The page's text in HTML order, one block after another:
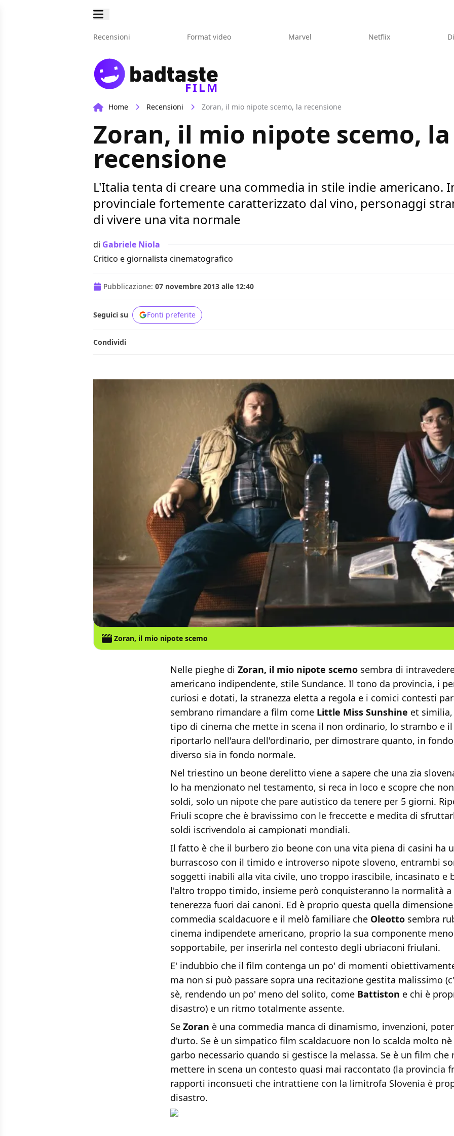
Recensioni Format video Marvel Netflix
FILM
Home Recensioni Zoran, il mio nipote scemo, la recensione
Zoran, il mio nipote scemo, la
recensione
L'Italia tenta di creare una commedia in stile indie americano.
provinciale fortemente caratterizzato dal vino, personaggi
di vivere una vita normale
di Gabriele Niola
Critico e giornalista cinematografico
Pubblicazione: 07 novembre 2013 alle 12:40
Seguici su Fonti preferite
Condividi
Zoran, il mio nipote scemo
Nelle pieghe di Zoran, il mio nipote scemo sembra di
americano indipendente, stile Sundance. Il tono da provincia, i
curiosi e dotati, la stranezza eletta a regola e i comici contesti
sembrano rimandare a film come Little Miss Sunshine et
tipo di cinema che mette in scena il non ordinario, lo strambo e
riportarlo nell'aura dell'ordinario, per dimostrare quanto, in
diverso sia in fondo normale.
Nel triestino un beone derelitto viene a sapere che una zia
lo ha menzionato nel testamento, si reca in loco e scopre che
soldi, solo un nipote che pare autistico da tenere per 5 giorni.
Friuli scopre che è bravissimo con le freccette e medita di
soldi iscrivendolo ai campionati mondiali.
Il fatto è che il burbero zio beone con una vita piena di casini ha
burrascoso con il timido e introverso nipote sloveno, entrambi
soggetti inabili alla vita civile, uno troppo irascibile, incasinato e
l'altro troppo timido, insieme però conquisteranno la normalità a
tenerezza fuori dai canoni. Ed è proprio questa quella
commedia scaldacuore e il melò familiare che Oleotto sembra
cinema indipendete americano, proprio la sua componente meno
sopportabile, per inserirla nel contesto degli ubriaconi friulani.
E' indubbio che il film contenga un po' di momenti
ma non si può passare sopra una recitazione gestita malissimo
sè, rendendo un po' meno del solito, come Battiston e chi è
disastro) e un ritmo totalmente assente.
Se Zoran è una commedia manca di dinamismo, invenzioni,
d'urto. Se è un simpatico film scaldacuore non lo scalda molto
garbo necessario quando si gestisce la melassa. Se è un film che
mettere in scena un contesto quasi mai raccontato (la provincia
rapporti inconsueti che intrattiene con la limitrofa Slovenia è
disastro.